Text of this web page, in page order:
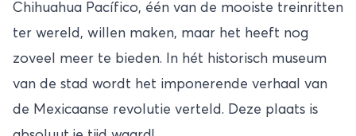
Chihuahua Pacífico, één van de mooiste treinritten
ter wereld, willen maken, maar het heeft nog
zoveel meer te bieden. In hét historisch museum
van de stad wordt het imponerende verhaal van
de Mexicaanse revolutie verteld. Deze plaats is